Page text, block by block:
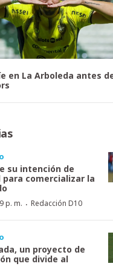
en La Arboleda antes
su intención de
comercializar la
p. m. · Redacción D10
un proyecto de
que divide al